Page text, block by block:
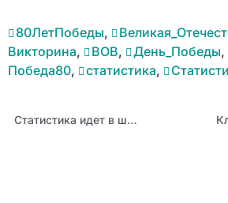
80ЛетПобеды,
Викторина, ВОВ, День_Победы,
Победа80, статистика,
Статистика идет в школы: Алтайские педагоги стали участниками экспертного стола в Москве